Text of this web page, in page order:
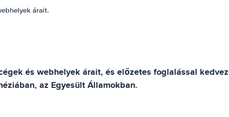
árait.
és webhelyek árait, és előzetes foglalással
az Egyesült Államokban.